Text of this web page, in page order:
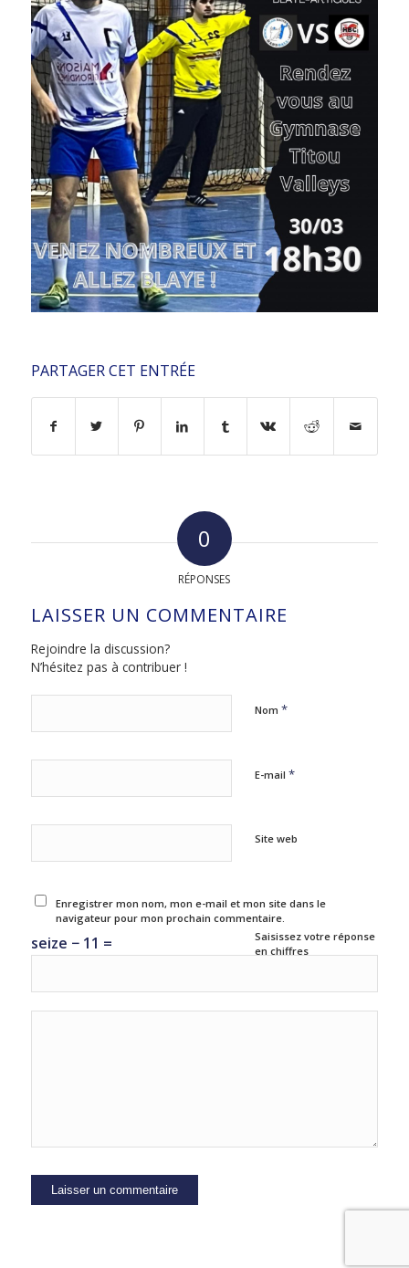
PARTAGER CET ENTRÉE
0
RÉPONSES
LAISSER UN COMMENTAIRE
Rejoindre la discussion?
N’hésitez pas à contribuer !
Nom *
E-mail *
Site web
Enregistrer mon nom, mon e-mail et mon site dans le
navigateur pour mon prochain commentaire.
Saisissez votre réponse
en chiffres
seize − 11 =